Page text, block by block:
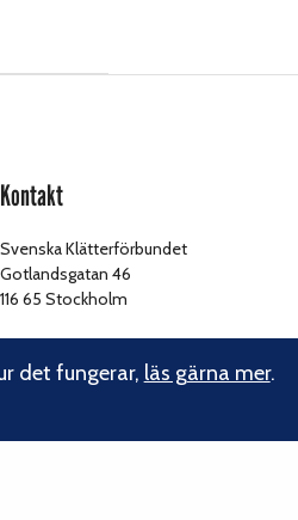
Kontakt
Svenska Klätterförbundet
Gotlandsgatan 46
116 65 Stockholm
Övriga kontaktuppgifter
det fungerar, läs gärna mer.